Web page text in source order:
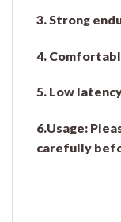
3. Strong
4.
5. Low
6.Usage:
carefully